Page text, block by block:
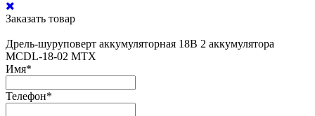
Заказать товар
Дрель-шуруповерт аккумуляторная 18В 2 аккумулятора
MCDL-18-02 MTX
Имя*
Телефон*